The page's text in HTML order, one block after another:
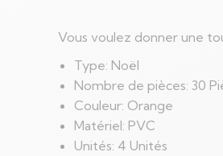
Vous voulez donner une
Type: Noël
Nombre de pièces: 30
Couleur: Orange
Matériel: PVC
Unités: 4 Unités